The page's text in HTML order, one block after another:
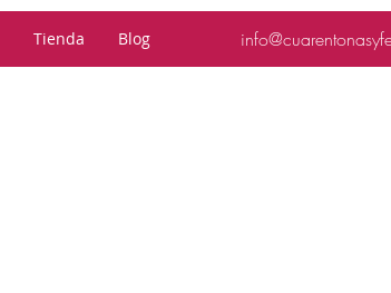
Tienda Blog